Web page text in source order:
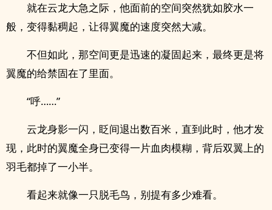
就在云龙大急之际，他面前的空间突然犹如胶水一
般，变得黏稠起，让得翼魔的速度突然大减。
不但如此，那空间更是迅速的凝固起来，最终更是将
翼魔的给禁固在了里面。
“呼……”
云龙身影一闪，眨间退出数百米，直到此时，他才发
现，此时的翼魔全身已变得一片血肉模糊，背后双翼上的
羽毛都掉了一小半。
看起来就像一只脱毛鸟，别提有多少难看。